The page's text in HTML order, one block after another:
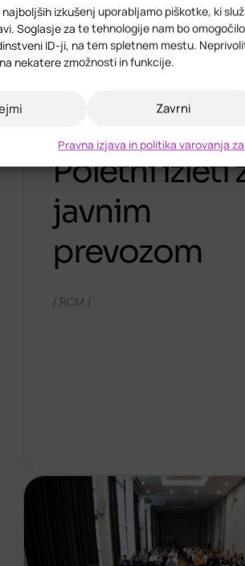
izkušenj uporabljamo piškotke, ki
Soglasje za te tehnologije nam bo
ID-ji, na tem spletnem mestu.
nekatere zmožnosti in funkcije.
Zavrni
Pravna izjava in politika varovanja
Poletni izleti
javnim
prevozom
/ RCM /